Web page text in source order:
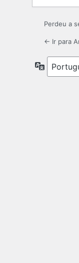
Perdeu a
← Ir para
Idioma